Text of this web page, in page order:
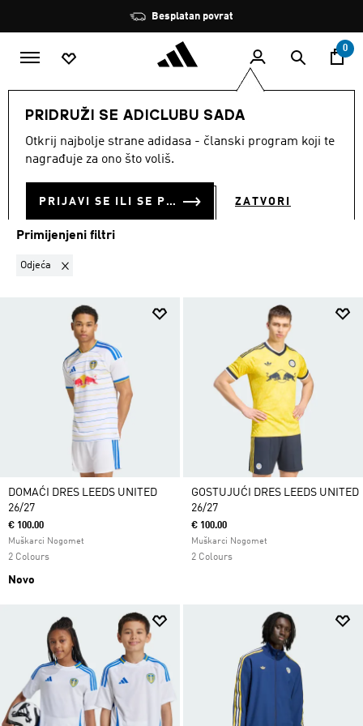
Zaustavi
rotaciju
Besplatan povrat
0
PRIDRUŽI SE ADICLUBU SADA
Otkrij najbolje strane adidasa - članski program koji te
nagrađuje za ono što voliš.
PRIJAVI SE ILI SE PRIDRUŽI SADA ZATVORI
Nogometni klubovi Leeds United
ODJEĆA·LEEDS UNITED (9)
Primijenjeni filtri
Odjeća Ukloni filter Trenutno filtrirano prema KATEGORIJA PROIZVODA:
DOMAĆI DRES LEEDS UNITED
26/27
€ 100.00
Muškarci Nogomet
2 Colours
Novo
GOSTUJUĆI DRES LEEDS UNITED
26/27
€ 100.00
Muškarci Nogomet
2 Colours